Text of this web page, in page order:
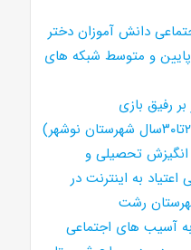
دانش آموزان دختر
بالا، پایین و متوسط شبکه های
رفیق بازی
تحصیلی و
به اینترنت در
رشت
آسیب های اجتماعی